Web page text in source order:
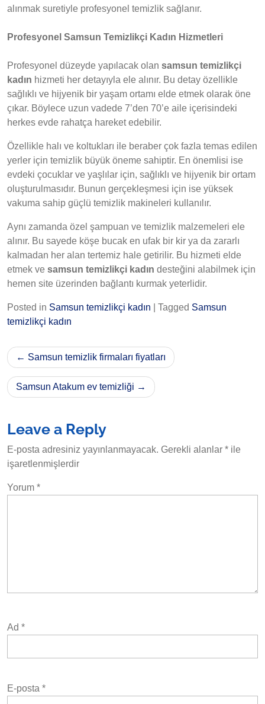
alınmak suretiyle profesyonel temizlik sağlanır.
Profesyonel Samsun Temizlikçi Kadın Hizmetleri
Profesyonel düzeyde yapılacak olan samsun temizlikçi
kadın hizmeti her detayıyla ele alınır. Bu detay özellikle
sağlıklı ve hijyenik bir yaşam ortamı elde etmek olarak öne
çıkar. Böylece uzun vadede 7’den 70’e aile içerisindeki
herkes evde rahatça hareket edebilir.
Özellikle halı ve koltukları ile beraber çok fazla temas edilen
yerler için temizlik büyük öneme sahiptir. En önemlisi ise
evdeki çocuklar ve yaşlılar için, sağlıklı ve hijyenik bir ortam
oluşturulmasıdır. Bunun gerçekleşmesi için ise yüksek
vakuma sahip güçlü temizlik makineleri kullanılır.
Aynı zamanda özel şampuan ve temizlik malzemeleri ele
alınır. Bu sayede köşe bucak en ufak bir kir ya da zararlı
kalmadan her alan tertemiz hale getirilir. Bu hizmeti elde
etmek ve samsun temizlikçi kadın desteğini alabilmek için
hemen site üzerinden bağlantı kurmak yeterlidir.
Posted in Samsun temizlikçi kadın Tagged Samsun
temizlikçi kadın
Yazı
gezinmesi
Samsun temizlik firmaları fiyatları
Samsun Atakum ev temizliği
Leave a Reply
E-posta adresiniz yayınlanmayacak. Gerekli alanlar * ile
işaretlenmişlerdir
Yorum *
Ad *
E-posta *